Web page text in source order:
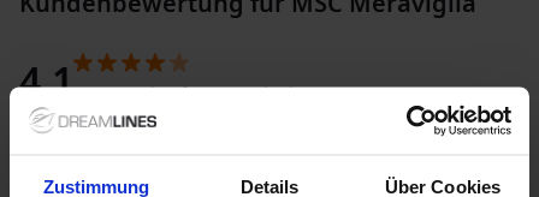
Zustimmung Details Über Cookies
Zwischen Karibik & Nordeuropa – diese
Routen erwarten Sie
DieMSC Meraviglia Kreuzfahrtführt Sie häufig in beliebte
Regionen wie das Mittelmeer, die Karibik oder nach
– ideal für alle, die neue Perspektiven entdecken möchten.
4.1Basierend auf 605 Kundenbewertungen